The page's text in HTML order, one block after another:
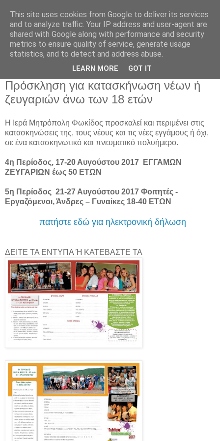
Αρχική Σελίδα
Πρόσκληση για κατασκήνωση νέων ή
ζευγαριών άνω των 18 ετών
Η Ιερά Μητρόπολη Φωκίδος προσκαλεί και περιμένει στις
κατασκηνώσεις της, τους νέους και τις νέες εγγάμους ή όχι,
σε ένα κατασκηνωτικό και πνευματικό πολυήμερο.
4η Περίοδος, 17-20 Αυγούστου 2017 ΕΓΓΑΜΩΝ
ΖΕΥΓΑΡΙΩΝ έως 50 ΕΤΩΝ
5η Περίοδος 21-27 Αυγούστου 2017 Φοιτητές -
Εργαζόμενοι, Άνδρες – Γυναίκες 18-40 ΕΤΩΝ
πατήστε εδώ για ηλεκτρονική δήλωση
ΔΕΙΤΕ ΤΑ ΕΝΤΥΠΑ Ή ΚΑΤΕΒΑΣΤΕ ΤΑ
This site uses cookies from Google to deliver its services
and to analyze traffic. Your IP address and user-agent are
shared with Google along with performance and security
metrics to ensure quality of service, generate usage
statistics, and to detect and address abuse.
LEARN MORE GOT IT